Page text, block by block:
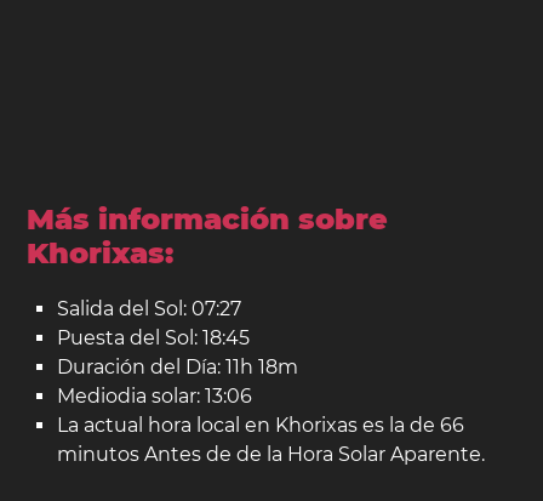
Más información sobre
Khorixas:
Salida del Sol: 07:27
Puesta del Sol: 18:45
Duración del Día: 11h 18m
Mediodia solar: 13:06
La actual hora local en Khorixas es la de 66
minutos Antes de de la Hora Solar Aparente.